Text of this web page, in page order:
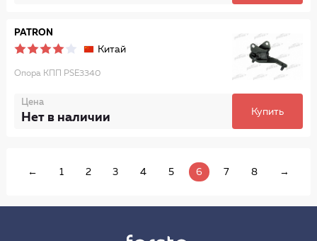
PATRON
Китай
Опора КПП PSE3340
Цена
Нет в наличии Купить
← 1 2 3 4 5 6 7 8 →